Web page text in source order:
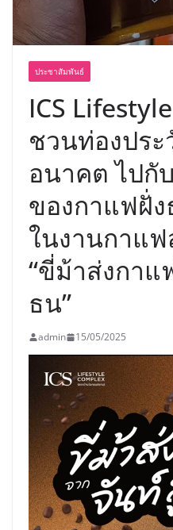
ประชาสัมพันธ์
ICS
ชวนท่องปร
อนาคต ไปกั
ของกาแฟฝั่
ในงานกาแ
“ขี่ม้าส่งกา
ธน”
admin 15/05/2025